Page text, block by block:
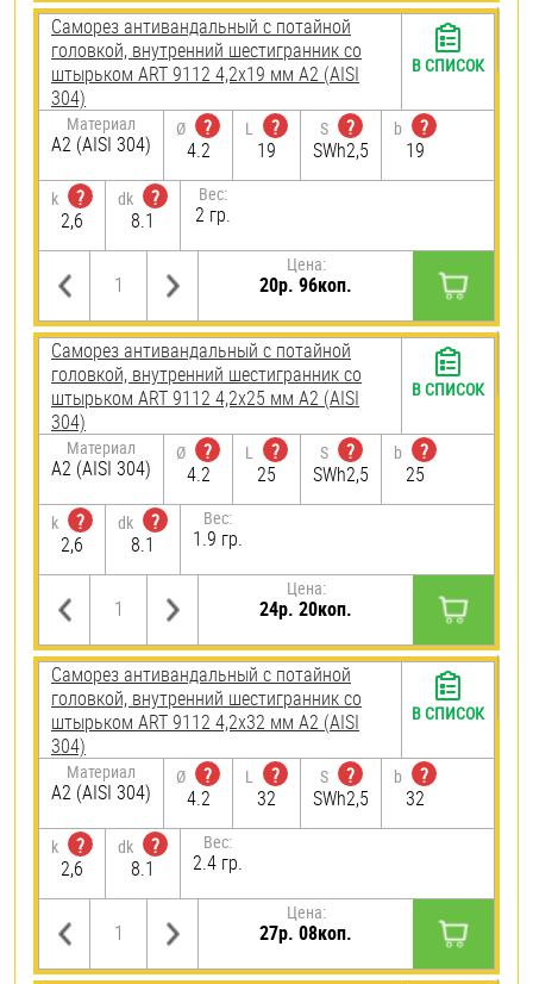
Саморез антивандальный с потайной
головкой, внутренний шестигранник со
штырьком ART 9112 4,2х19 мм А2 (AISI
304)
Материал
А2 (AISI 304)
Ø
?
4.2
L
?
19
S
?
SWh2,5
b
?
19
k
?
2,6
dk
?
8.1
Вес:
2 гр.
Цена:
20р. 96коп.
В СПИСОК
Саморез антивандальный с потайной
головкой, внутренний шестигранник со
штырьком ART 9112 4,2х25 мм А2 (AISI
304)
Материал
А2 (AISI 304)
Ø
?
4.2
L
?
25
S
?
SWh2,5
b
?
25
k
?
2,6
dk
?
8.1
Вес:
1.9 гр.
Цена:
24р. 20коп.
В СПИСОК
Саморез антивандальный с потайной
головкой, внутренний шестигранник со
штырьком ART 9112 4,2х32 мм А2 (AISI
304)
Материал
А2 (AISI 304)
Ø
?
4.2
L
?
32
S
?
SWh2,5
b
?
32
k
?
2,6
dk
?
8.1
Вес:
2.4 гр.
Цена:
27р. 08коп.
В СПИСОК